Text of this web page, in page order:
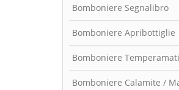
Bomboniere Segnalibro
Bomboniere Apribottiglie
Bomboniere
Bomboniere Calamite /